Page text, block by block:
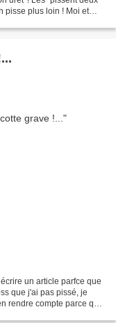
pisse plus loin ! Moi et
un article parfce que
que j'ai pas pissé, je
rendre compte parce que